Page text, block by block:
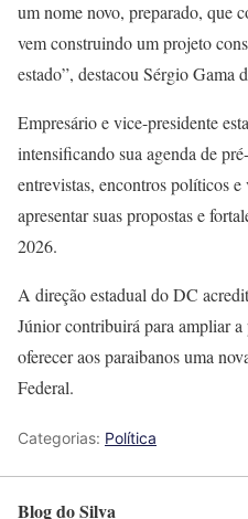
um nome novo, preparado, que
vem construindo um projeto
estado”, destacou Sérgio Gama
Empresário e vice-presidente
intensificando sua agenda de
entrevistas, encontros políticos
apresentar suas propostas e
2026.
A direção estadual do DC
Júnior contribuirá para ampliar
oferecer aos paraibanos uma
Federal.
Categorias: Política
Blog do Silva